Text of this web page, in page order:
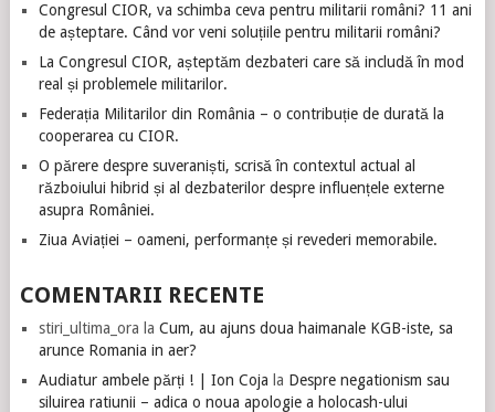
Congresul CIOR, va schimba ceva pentru militarii români? 11 ani
de așteptare. Când vor veni soluțiile pentru militarii români?
La Congresul CIOR, așteptăm dezbateri care să includă în mod
real și problemele militarilor.
Federația Militarilor din România – o contribuție de durată la
cooperarea cu CIOR.
O părere despre suveraniști, scrisă în contextul actual al
războiului hibrid și al dezbaterilor despre influențele externe
asupra României.
Ziua Aviației – oameni, performanțe și revederi memorabile.
COMENTARII RECENTE
stiri_ultima_ora la Cum, au ajuns doua haimanale KGB-iste, sa
arunce Romania in aer?
Audiatur ambele părți ! | Ion Coja la Despre negationism sau
siluirea ratiunii – adica o noua apologie a holocash-ului